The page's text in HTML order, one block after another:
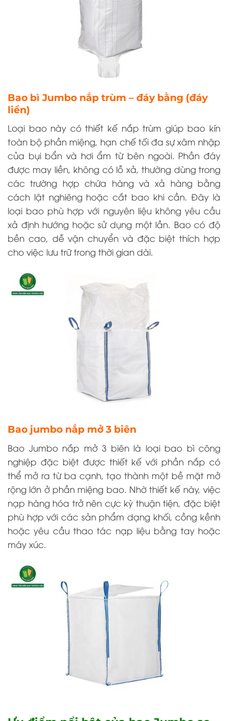
Bao bì Jumbo nắp trùm – đáy bằng (đáy
liền)
Loại bao này có thiết kế nắp trùm giúp bao kín
toàn bộ phần miệng, hạn chế tối đa sự xâm nhập
của bụi bẩn và hơi ẩm từ bên ngoài. Phần đáy
được may liền, không có lỗ xả, thường dùng trong
các trường hợp chứa hàng và xả hàng bằng
cách lật nghiêng hoặc cắt bao khi cần. Đây là
loại bao phù hợp với nguyên liệu không yêu cầu
xả định hướng hoặc sử dụng một lần. Bao có độ
bền cao, dễ vận chuyển và đặc biệt thích hợp
cho việc lưu trữ trong thời gian dài.
Bao jumbo nắp mở 3 biên
Bao Jumbo nắp mở 3 biên là loại bao bì công
nghiệp đặc biệt được thiết kế với phần nắp có
thể mở ra từ ba cạnh, tạo thành một bề mặt mở
rộng lớn ở phần miệng bao. Nhờ thiết kế này, việc
nạp hàng hóa trở nên cực kỳ thuận tiện, đặc biệt
phù hợp với các sản phẩm dạng khối, cồng kềnh
hoặc yêu cầu thao tác nạp liệu bằng tay hoặc
máy xúc.